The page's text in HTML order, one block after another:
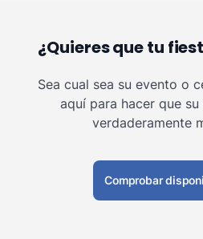
¿Quieres que tu
Sea cual sea su evento o
aquí para hacer que
verdaderamente
Comprobar